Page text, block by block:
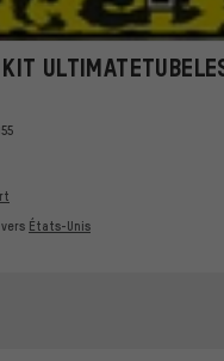
KIT
États-Unis